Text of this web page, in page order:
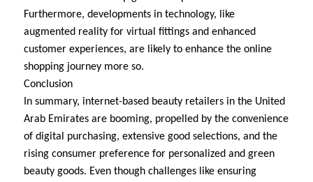
Furthermore, developments in technology, like
augmented reality for virtual fittings and enhanced
customer experiences, are likely to enhance the online
shopping journey more so.
Conclusion
In summary, internet-based beauty retailers in the United
Arab Emirates are booming, propelled by the convenience
of digital purchasing, extensive good selections, and the
rising consumer preference for personalized and green
beauty goods. Even though challenges like ensuring